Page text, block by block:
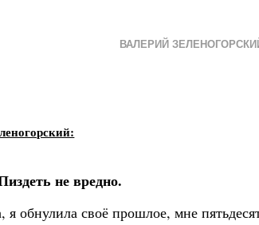
ВАЛЕРИЙ
не вредно.
обнулила своё прошлое, мне